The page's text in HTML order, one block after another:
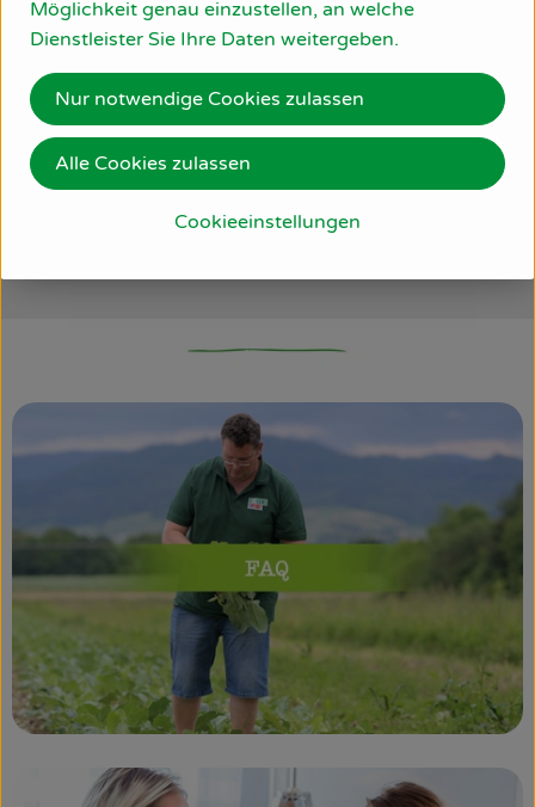
Nutze das nebenstehende
E-Mail an info@deckersbiokiste.de
Möglichkeit genau einzustellen, an welche
Dienstleister Sie Ihre Daten weitergeben.
Cookieeinstellungen
Nur notwendige Cookies zulassen
Alle Cookies zulassen